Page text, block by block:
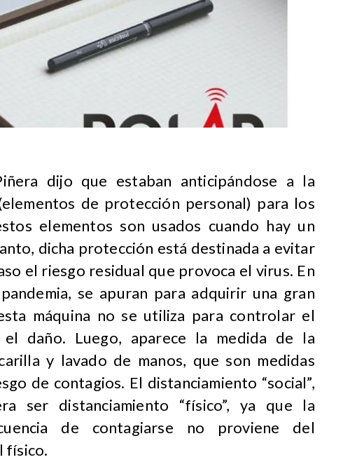
dijo que estaban anticipándose a la
de protección personal) para los
elementos son usados cuando hay un
dicha protección está destinada a evitar
el riesgo residual que provoca el virus. En
se apuran para adquirir una gran
máquina no se utiliza para controlar el
daño. Luego, aparece la medida de la
y lavado de manos, que son medidas
de contagios. El distanciamiento “social”,
ser distanciamiento “físico”, ya que la
de contagiarse no proviene del
físico.